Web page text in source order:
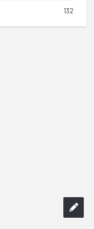
132